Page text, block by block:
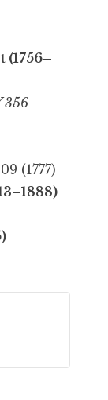
(1756–
356
(1777)